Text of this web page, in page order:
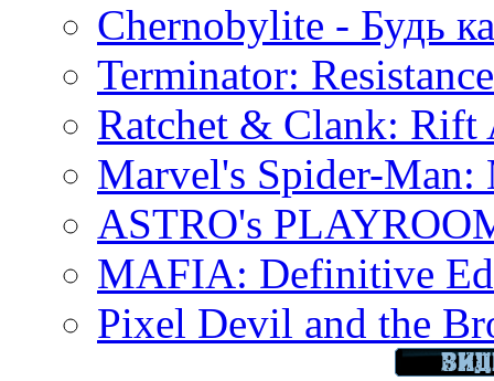
Chernobylite - Будь
Terminator:
Ratchet & Clank: Rift
Marvel's Spider-Man:
ASTRO's
MAFIA: Definitive
Pixel Devil and the